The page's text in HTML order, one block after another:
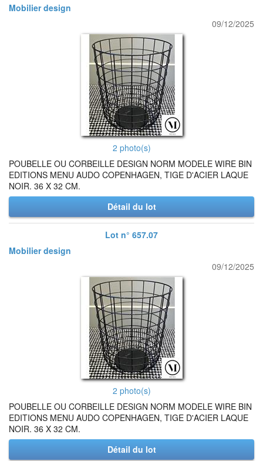
Mobilier design
09/12/2025
2 photo(s)
POUBELLE OU CORBEILLE DESIGN NORM MODELE WIRE BIN
EDITIONS MENU AUDO COPENHAGEN, TIGE D'ACIER LAQUE
NOIR. 36 X 32 CM.
Détail du lot
Lot n° 657.07
Mobilier design
09/12/2025
2 photo(s)
POUBELLE OU CORBEILLE DESIGN NORM MODELE WIRE BIN
EDITIONS MENU AUDO COPENHAGEN, TIGE D'ACIER LAQUE
NOIR. 36 X 32 CM.
Détail du lot